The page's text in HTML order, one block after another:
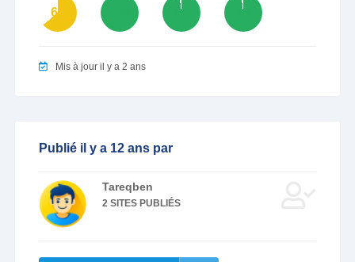
64 98 98
Mis à jour il y a 2 ans
Publié il y a 12 ans par
Tareqben
2 SITES PUBLIÉS